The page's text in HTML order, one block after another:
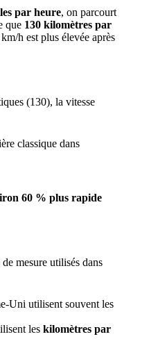
par heure, on parcourt
que 130 kilomètres par
h est plus élevée après
(130), la vitesse
classique dans
60 % plus rapide
mesure utilisés dans
Uni utilisent souvent les
les kilomètres par